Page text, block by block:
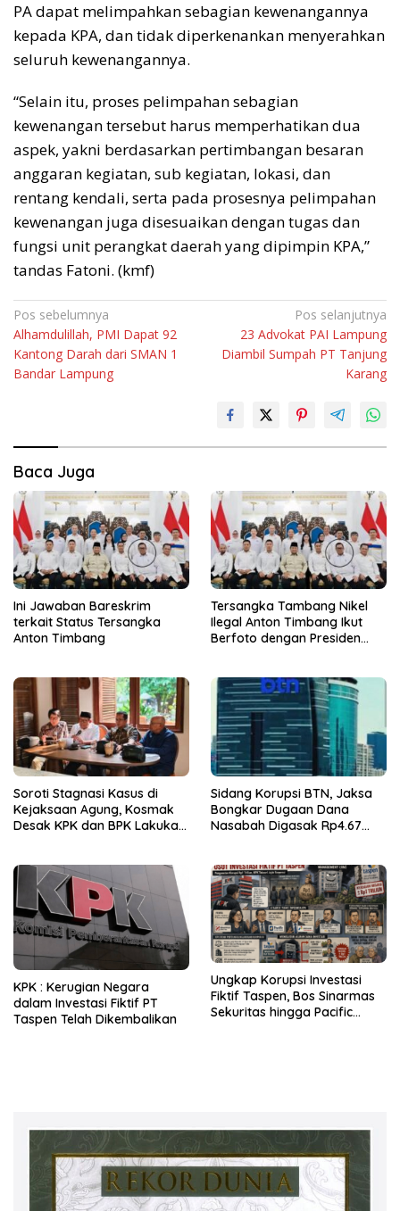
PA dapat melimpahkan sebagian kewenangannya
kepada KPA, dan tidak diperkenankan menyerahkan
seluruh kewenangannya.
“Selain itu, proses pelimpahan sebagian
kewenangan tersebut harus memperhatikan dua
aspek, yakni berdasarkan pertimbangan besaran
anggaran kegiatan, sub kegiatan, lokasi, dan
rentang kendali, serta pada prosesnya pelimpahan
kewenangan juga disesuaikan dengan tugas dan
fungsi unit perangkat daerah yang dipimpin KPA,”
tandas Fatoni. (kmf)
Navigasi
pos
Pos sebelumnya
Alhamdulillah, PMI Dapat 92
Kantong Darah dari SMAN 1
Bandar Lampung
Pos selanjutnya
23 Advokat PAI Lampung
Diambil Sumpah PT Tanjung
Karang
Baca Juga
Ini Jawaban Bareskrim
terkait Status Tersangka
Anton Timbang
Tersangka Tambang Nikel
Ilegal Anton Timbang Ikut
Berfoto dengan Presiden
Soroti Stagnasi Kasus di
Kejaksaan Agung, Kosmak
Desak KPK dan BPK Lakukan
Sidang Korupsi BTN, Jaksa
Bongkar Dugaan Dana
Nasabah Digasak Rp4.67
KPK : Kerugian Negara
dalam Investasi Fiktif PT
Taspen Telah Dikembalikan
Ungkap Korupsi Investasi
Fiktif Taspen, Bos Sinarmas
Sekuritas hingga Pacific